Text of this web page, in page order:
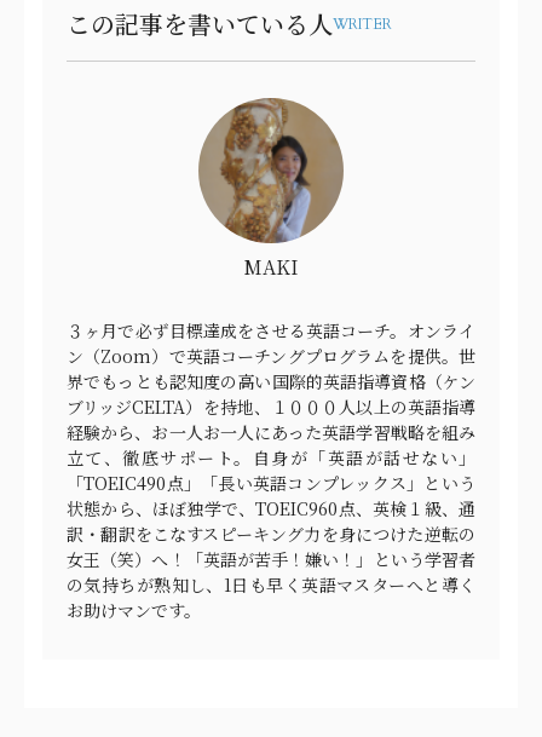
この記事を書いている人WRITER
MAKI
３ヶ月で必ず目標達成をさせる英語コーチ。オンライ
ン（Zoom）で英語コーチングプログラムを提供。世
界でもっとも認知度の高い国際的英語指導資格（ケン
ブリッジCELTA）を持地、１０００人以上の英語指導
経験から、お一人お一人にあった英語学習戦略を組み
立て、徹底サポート。自身が「英語が話せない」
「TOEIC490点」「長い英語コンプレックス」という
状態から、ほぼ独学で、TOEIC960点、英検１級、通
訳・翻訳をこなすスピーキング力を身につけた逆転の
女王（笑）へ！「英語が苦手！嫌い！」という学習者
の気持ちが熟知し、1日も早く英語マスターへと導く
お助けマンです。